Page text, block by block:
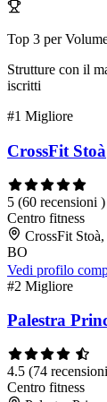
Top 3 per
Strutture con il
iscritti
#1 Migliore
CrossFit Stoà
5 (60 recensioni )
Centro fitness
CrossFit
BO
Vedi profilo
#2 Migliore
Palestra
4.5 (74
Centro fitness